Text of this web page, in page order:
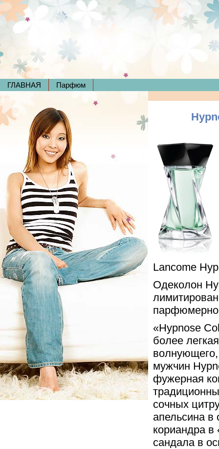
ГЛАВНАЯ Парфюм
Lancome
Одеколон
«Hypnose
более
мужчин
фужерная
сочных
апельсина в
кориандра в
сандала в